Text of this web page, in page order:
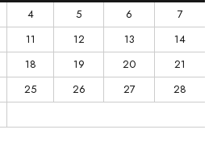
4 5 6
7
11 12 13
14
18 19 20
21
25 26 27
28